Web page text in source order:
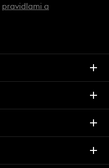
pravidlami a